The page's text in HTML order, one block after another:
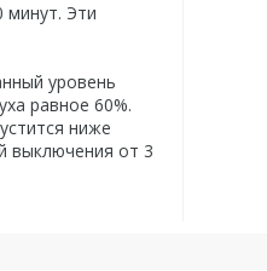
минут. Эти
уровень
равное 60%.
ниже
выключения от 3